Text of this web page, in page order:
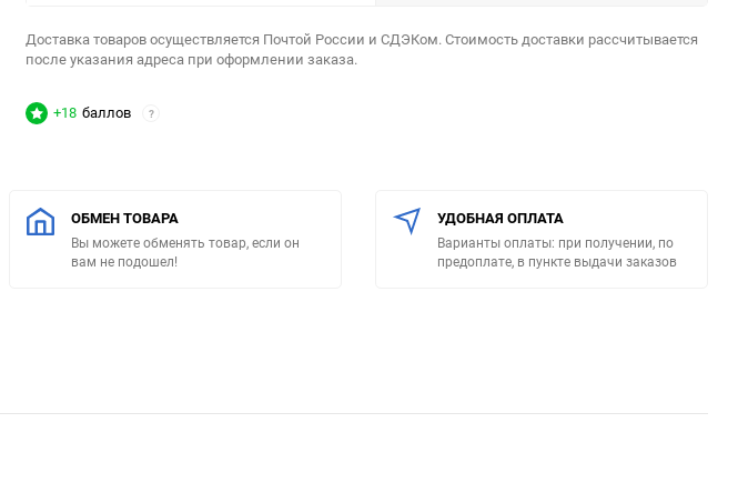
Доставка товаров осуществляется Почтой России и СДЭКом. Стоимость доставки рассчитывается
после указания адреса при оформлении заказа.
+18 баллов ?
ОБМЕН ТОВАРА
Вы можете обменять товар, если он
вам не подошел!
УДОБНАЯ ОПЛАТА
Варианты оплаты: при получении, по
предоплате, в пункте выдачи заказов